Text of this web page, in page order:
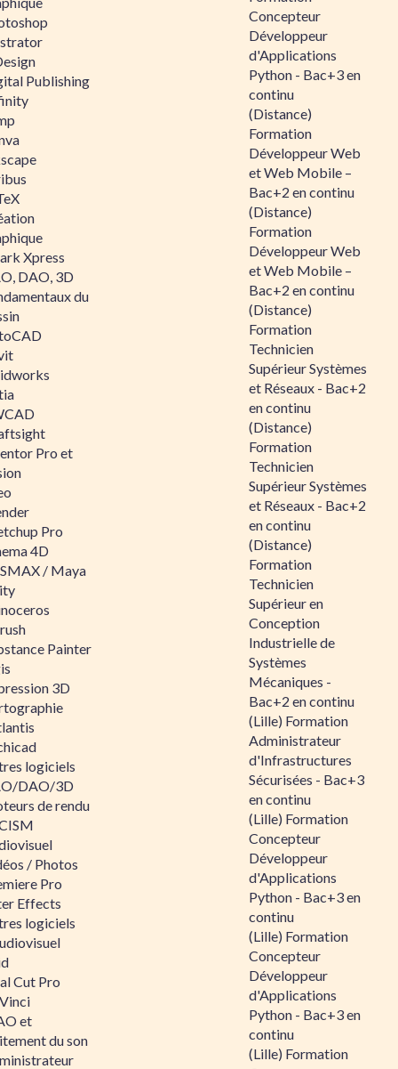
Publishing
Xpress
DAO, 3D
du
Pro et
Pro
4D
/ Maya
Painter
3D
logiciels
DAO/3D
de rendu
/ Photos
Pro
Effects
logiciels
Cut Pro
et
du son
Concepteur
Développeur
d'Applications
Python - Bac+3 en
continu
(Distance)
Formation
Développeur Web
et Web Mobile –
Bac+2 en continu
(Distance)
Formation
Développeur Web
et Web Mobile –
Bac+2 en continu
(Distance)
Formation
Technicien
Supérieur Systèmes
et Réseaux - Bac+2
en continu
(Distance)
Formation
Technicien
Supérieur Systèmes
et Réseaux - Bac+2
en continu
(Distance)
Formation
Technicien
Supérieur en
Conception
Industrielle de
Systèmes
Mécaniques -
Bac+2 en continu
(Lille) Formation
Administrateur
d'Infrastructures
Sécurisées - Bac+3
en continu
(Lille) Formation
Concepteur
Développeur
d'Applications
Python - Bac+3 en
continu
(Lille) Formation
Concepteur
Développeur
d'Applications
Python - Bac+3 en
continu
(Lille) Formation